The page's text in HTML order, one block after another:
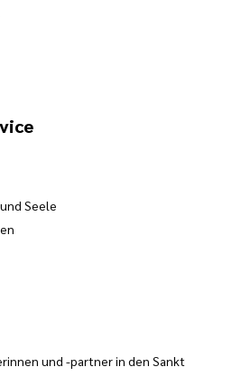
Seele
und -partner in den Sankt